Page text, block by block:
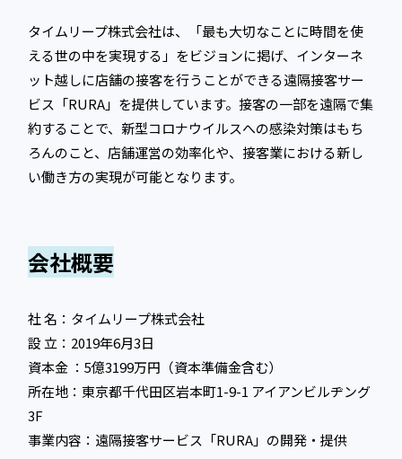
タイムリープ株式会社は、「最も大切なことに時間を使
える世の中を実現する」をビジョンに掲げ、インターネ
ット越しに店舗の接客を行うことができる遠隔接客サー
ビス「RURA」を提供しています。接客の一部を遠隔で集
約することで、新型コロナウイルスへの感染対策はもち
ろんのこと、店舗運営の効率化や、接客業における新し
い働き方の実現が可能となります。
会社概要
社 名：タイムリープ株式会社
設 立：2019年6月3日
資本金 ：5億3199万円（資本準備金含む）
所在地：東京都千代田区岩本町1-9-1 アイアンビルヂング
3F
事業内容：遠隔接客サービス「RURA」の開発・提供